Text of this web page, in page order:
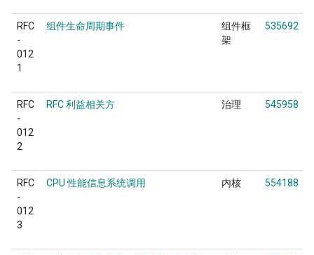
RFC
-
012
1
组件生命周期事件
组件框
架
535692
RFC
-
012
2
RFC 利益相关方 治理 545958
RFC
-
012
3
CPU 性能信息系统调用 内核 554188